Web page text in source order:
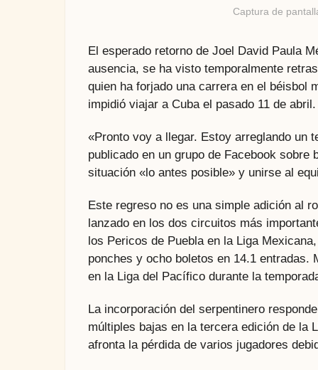
Captura de
El esperado retorno de Joel David Paula
ausencia, se ha visto temporalmente
quien ha forjado una carrera en el béisbol
impidió viajar a Cuba el pasado 11 de abril.
«Pronto voy a llegar. Estoy arreglando un
publicado en un grupo de Facebook
situación «lo antes posible» y unirse al
Este regreso no es una simple adición al
lanzado en los dos circuitos más
los Pericos de Puebla en la Liga
ponches y ocho boletos en 14.1
en la Liga del Pacífico durante la
La incorporación del serpentinero
múltiples bajas en la tercera edición de la
afronta la pérdida de varios jugadores